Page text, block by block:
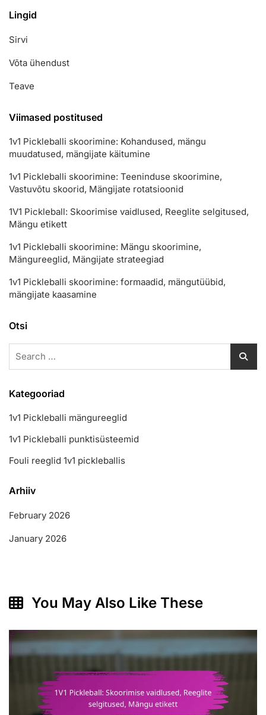
Lingid
Sirvi
Võta ühendust
Teave
Viimased postitused
1v1 Pickleballi skoorimine: Kohandused, mängu
muudatused, mängijate käitumine
1v1 Pickleballi skoorimine: Teeninduse skoorimine,
Vastuvõtu skoorid, Mängijate rotatsioonid
1V1 Pickleball: Skoorimise vaidlused, Reeglite selgitused,
Mängu etikett
1v1 Pickleballi skoorimine: Mängu skoorimine,
Mängureeglid, Mängijate strateegiad
1v1 Pickleballi skoorimine: formaadid, mängutüübid,
mängijate kaasamine
Otsi
Kategooriad
1v1 Pickleballi mängureeglid
1v1 Pickleballi punktisüsteemid
Fouli reeglid 1v1 pickleballis
Arhiiv
February 2026
January 2026
You May Also Like These